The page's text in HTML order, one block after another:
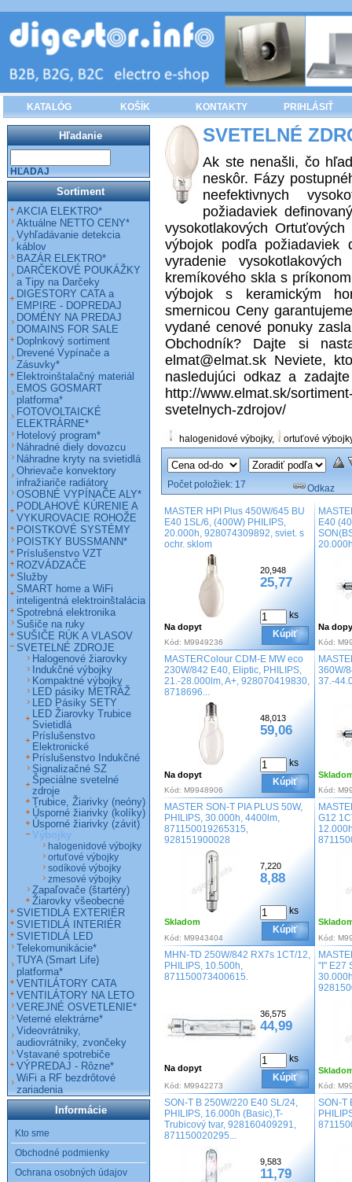
KATALÓG KOŠÍK KONTAKTY PRIHLÁSIŤ
SVETELNÉ
Ak ste nenašli, čo
neskôr. Fázy
neefektivnych
požiadaviek
vysokotlakových
výbojok podľa požiadaviek
vyradenie
kremíkového skla s
výbojok s keramickým
smernicou Ceny
vydané cenové ponuky
Obchodník? Dajte si
elmat@elmat.sk Neviete,
nasledujúci odkaz a
http://www.elmat.sk/
svetelnych-zdrojov/
halogenidové výbojky, ortuťové
Počet položiek: 17 Odkaz
MASTER HPI Plus 450W/645 BU
E40 1SL/6, (400W) PHILIPS,
20.000h, 928074309892, sviet. s
ochr. sklom
20,948
25,77
ks
Kúpiť
Na dopyt
Kód: M9949236
E40
Na
Kód:
MASTERColour CDM-E MW eco
230W/842 E40, Eliptic, PHILIPS,
21.-28.000lm, A+, 928070419830,
8718696...
48,013
59,06
ks
Kúpiť
Na dopyt
Kód: M9948906
360W/
37.-
Kód:
MASTER SON-T PIA PLUS 50W,
PHILIPS, 30.000h, 4400lm,
871150019265315,
928151900028
7,220
8,88
ks
Kúpiť
Skladom
Kód: M9943404
G12
Kód:
MHN-TD 250W/842 RX7s 1CT/12,
PHILIPS, 10.500h,
871150073400615.
36,575
44,99
ks
Kúpiť
Na dopyt
Kód: M9942273
"I" E27
Kód:
SON-T B 250W/220 E40 SL/24,
PHILIPS, 16.000h (Basic),T-
Trubicový tvar, 928160409291,
871150020295...
9,583
11,79
SON-T
Hľadanie
HĽADAJ
Sortiment
AKCIA ELEKTRO*
Aktuálne NETTO CENY*
Vyhľadávanie detekcia
káblov
BAZÁR ELEKTRO*
DARČEKOVÉ POUKÁŽKY
a Tipy na Darčeky
DIGESTORY CATA a
EMPIRE - DOPREDAJ
DOMÉNY NA PREDAJ
DOMAINS FOR SALE
Doplnkový sortiment
Drevené Vypínače a
Zásuvky*
Elektroinštalačný materiál
EMOS GOSMART
platforma*
FOTOVOLTAICKÉ
ELEKTRÁRNE*
Hotelový program*
Náhradné diely dovozcu
Náhradne kryty na svietidlá
Ohrievače konvektory
infražiariče radiátory
OSOBNÉ VYPÍNAČE ALY*
PODLAHOVÉ KÚRENIE A
VYKUROVACIE ROHOŽE
POISTKOVÉ SYSTÉMY
POISTKY BUSSMANN*
Príslušenstvo VZT
ROZVÁDZAČE
Služby
SMART home a WiFi
inteligentná elektroinštalácia
Spotrebná elektronika
Sušiče na ruky
SUŠIČE RÚK A VLASOV
SVETELNÉ ZDROJE
Halogenové žiarovky
Indukčné výbojky
Kompaktné výbojky
LED pásiky METRÁŽ
LED Pásiky SETY
LED Žiarovky Trubice
Svietidlá
Príslušenstvo
Elektronické
Príslušenstvo Indukčné
Signalizačné SZ
Špeciálne svetelné
zdroje
Trubice, Žiarivky (neóny)
Úsporné žiarivky (kolíky)
Úsporné žiarivky (závit)
Výbojky
halogenidové výbojky
ortuťové výbojky
sodíkové výbojky
zmesové výbojky
Zapaľovače (štartéry)
Žiarovky všeobecné
SVIETIDLÁ EXTERIÉR
SVIETIDLÁ INTERIÉR
SVIETIDLÁ LED
Telekomunikácie*
TUYA (Smart Life)
platforma*
VENTILÁTORY CATA
VENTILÁTORY NA LETO
VEREJNÉ OSVETLENIE*
Veterné elektrárne*
Videovrátniky,
audiovrátniky, zvončeky
Vstavané spotrebiče
VÝPREDAJ - Rôzne*
WiFi a RF bezdrôtové
zariadenia
Informácie
Kto sme
Obchodné podmienky
Ochrana osobných údajov